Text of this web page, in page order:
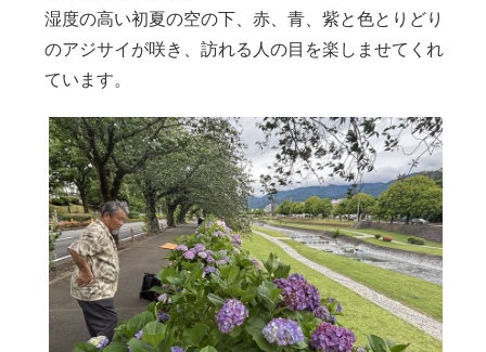
湿度の高い初夏の空の下、赤、青、紫と色とりどり
のアジサイが咲き、訪れる人の目を楽しませてくれ
ています。